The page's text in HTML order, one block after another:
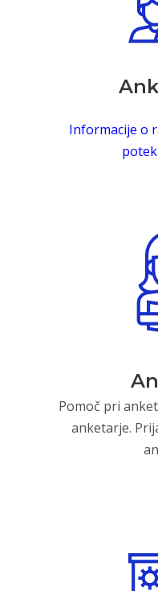
Informacije o
Pomoč pri
anketarje.